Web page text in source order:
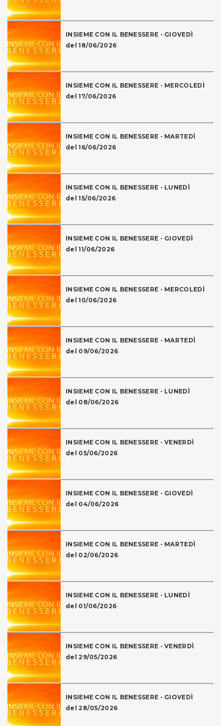
INSIEME CON IL BENESSERE - GIOVEDÌ
del 18/06/2026
INSIEME CON IL BENESSERE - MERCOLEDÌ
del 17/06/2026
INSIEME CON IL BENESSERE - MARTEDÌ
del 16/06/2026
INSIEME CON IL BENESSERE - LUNEDÌ
del 15/06/2026
INSIEME CON IL BENESSERE - GIOVEDÌ
del 11/06/2026
INSIEME CON IL BENESSERE - MERCOLEDÌ
del 10/06/2026
INSIEME CON IL BENESSERE - MARTEDÌ
del 09/06/2026
INSIEME CON IL BENESSERE - LUNEDÌ
del 08/06/2026
INSIEME CON IL BENESSERE - VENERDÌ
del 05/06/2026
INSIEME CON IL BENESSERE - GIOVEDÌ
del 04/06/2026
INSIEME CON IL BENESSERE - MARTEDÌ
del 02/06/2026
INSIEME CON IL BENESSERE - LUNEDÌ
del 01/06/2026
INSIEME CON IL BENESSERE - VENERDÌ
del 29/05/2026
INSIEME CON IL BENESSERE - GIOVEDÌ
del 28/05/2026